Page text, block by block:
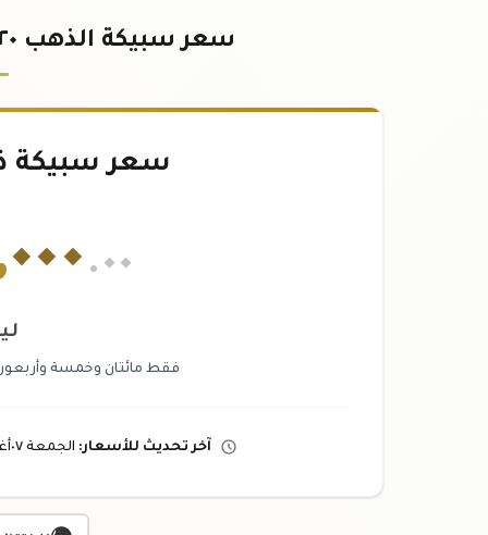
سعر سبيكة الذهب ٢٠ جرام عيار ٢٤ في لبنان اليوم
سعر سبيكة ذهب
٠٠٠ .٠٠
فقط مائتان وخمسة وأربعون
آخر تحديث للأسعار: الجمعة ٠٧